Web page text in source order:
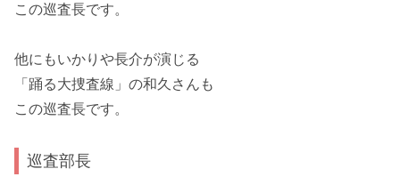
この巡査長です。
他にもいかりや長介が演じる
「踊る大捜査線」の和久さん も
この巡査長です。
巡査部長